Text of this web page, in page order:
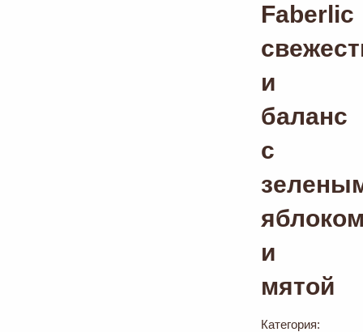
Faberlic
и
баланс
с
и
мятой
Категория: